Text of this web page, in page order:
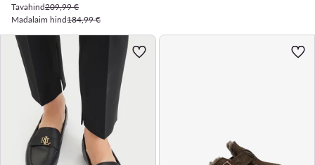
Tavahind209,99 €
Madalaim hind184,99 €